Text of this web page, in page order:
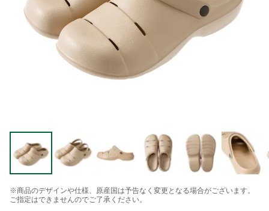
※商品のデザインや仕様、原産国は予告なく変更となる場合がございます。
ご指定はできませんのでご了承ください。